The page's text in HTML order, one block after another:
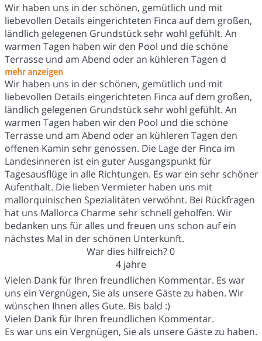
Wir haben uns in der schönen, gemütlich und mit
liebevollen Details eingerichteten Finca auf dem großen,
ländlich gelegenen Grundstück sehr wohl gefühlt. An
warmen Tagen haben wir den Pool und die schöne
Terrasse und am Abend oder an kühleren Tagen d
mehr anzeigen
Wir haben uns in der schönen, gemütlich und mit
liebevollen Details eingerichteten Finca auf dem großen,
ländlich gelegenen Grundstück sehr wohl gefühlt. An
warmen Tagen haben wir den Pool und die schöne
Terrasse und am Abend oder an kühleren Tagen den
offenen Kamin sehr genossen. Die Lage der Finca im
Landesinneren ist ein guter Ausgangspunkt für
Tagesausflüge in alle Richtungen. Es war ein sehr schöner
Aufenthalt. Die lieben Vermieter haben uns mit
mallorquinischen Spezialitäten verwöhnt. Bei Rückfragen
hat uns Mallorca Charme sehr schnell geholfen. Wir
bedanken uns für alles und freuen uns schon auf ein
nächstes Mal in der schönen Unterkunft.
War dies hilfreich?0
4 jahre
Vielen Dank für Ihren freundlichen Kommentar. Es war
uns ein Vergnügen, Sie als unsere Gäste zu haben. Wir
wünschen Ihnen alles Gute. Bis bald :)
Vielen Dank für Ihren freundlichen Kommentar.
Es war uns ein Vergnügen, Sie als unsere Gäste zu haben.